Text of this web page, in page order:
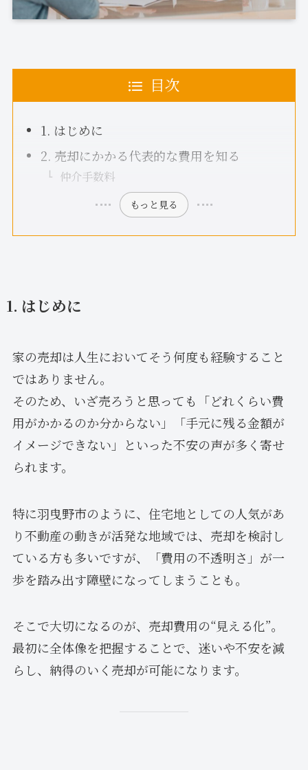
目次
1. はじめに
2. 売却にかかる代表的な費用を知る
仲介手数料
もっと見る
1. はじめに
家の売却は人生においてそう何度も経験すること
ではありません。
そのため、いざ売ろうと思っても「どれくらい費
用がかかるのか分からない」「手元に残る金額が
イメージできない」といった不安の声が多く寄せ
られます。
特に羽曳野市のように、住宅地としての人気があ
り不動産の動きが活発な地域では、売却を検討し
ている方も多いですが、「費用の不透明さ」が一
歩を踏み出す障壁になってしまうことも。
そこで大切になるのが、売却費用の“見える化”。
最初に全体像を把握することで、迷いや不安を減
らし、納得のいく売却が可能になります。